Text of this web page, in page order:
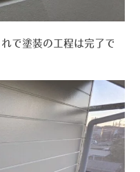
で塗装の工程は完了で